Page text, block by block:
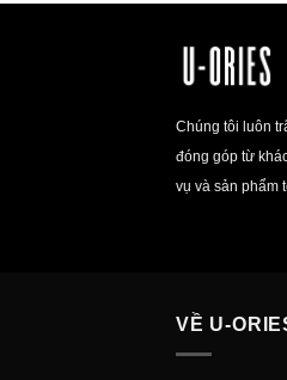
Chúng tôi luôn
đóng góp từ
vụ và sản phẩm
VỀ U-